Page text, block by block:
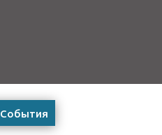
События